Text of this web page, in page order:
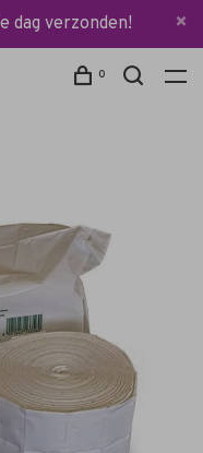
dag verzonden!
0